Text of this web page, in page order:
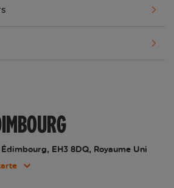
EH3 8DQ, Royaume Uni